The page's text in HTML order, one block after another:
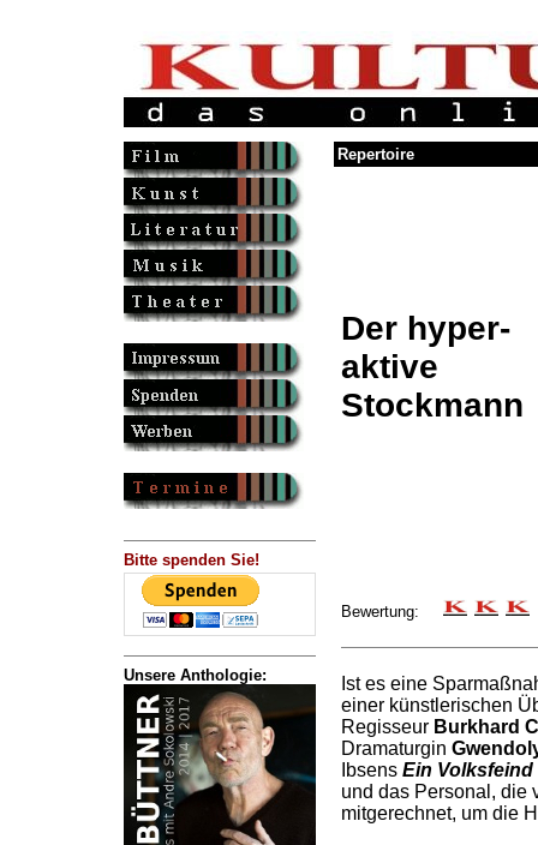
Bitte spenden Sie!
Unsere Anthologie:
Repertoire
Der hyper-
aktive
Stockmann
Bewertung:
Ist es eine
einer künstlerischen
Regisseur Burkhard
Dramaturgin
Ibsens Ein Volksfeind
und das Personal, die
mitgerechnet, um die